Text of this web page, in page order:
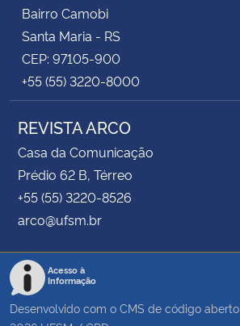
Bairro Camobi
Santa Maria - RS
CEP: 97105-900
+55 (55) 3220-8000
REVISTA ARCO
Casa da Comunicação
Prédio 62 B, Térreo
+55 (55) 3220-8526
arco@ufsm.br
Acesso à
Informação
Desenvolvido com o CMS de código aberto